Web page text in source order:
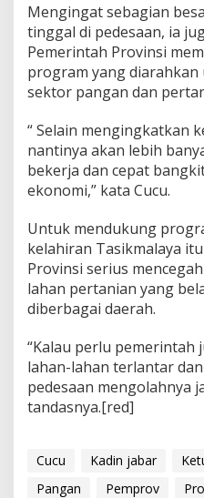
n
g
a
n
Mengingat sebagian
tinggal di pedesaan, ia
Pemerintah Provinsi
program yang
sektor pangan dan
“ Selain mengingkatkan
nantinya akan lebih
bekerja dan cepat
ekonomi,” kata Cucu.
Untuk mendukung
kelahiran Tasikmalaya
Provinsi serius
lahan pertanian yang
diberbagai daerah.
“Kalau perlu
lahan-lahan terlantar
pedesaan mengolahnya
tandasnya.[red]
Cucu Kadin jabar
Pangan
Pemprov